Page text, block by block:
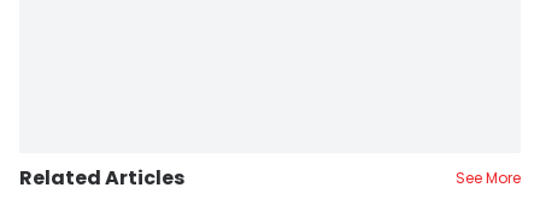
Related Articles See More